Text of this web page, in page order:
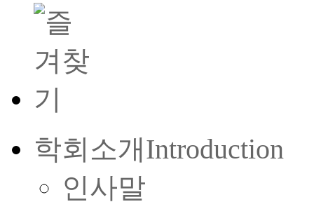
학회소개Introduction
인사말